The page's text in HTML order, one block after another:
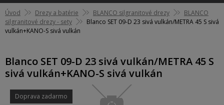
Úvod Drezy a batérie BLANCO silgranitové drezy
BLANCO
silgranitové drezy - sety
Blanco SET 09-D 23 sivá vulkán/METRA 45 S sivá
vulkán+KANO-S sivá vulkán
Blanco SET 09-D 23 sivá vulkán/METRA 45 S
sivá vulkán+KANO-S sivá vulkán
Doprava zadarmo